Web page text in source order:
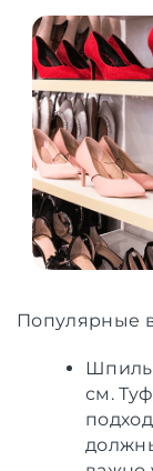
Популярные
см.